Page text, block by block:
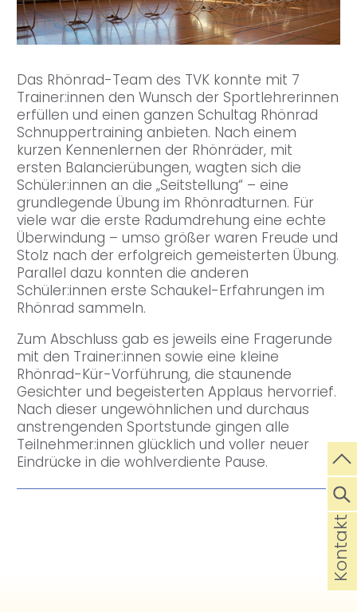
Das Rhönrad-Team des TVK konnte mit 7
Trainer:innen den Wunsch der Sportlehrerinnen
erfüllen und einen ganzen Schultag Rhönrad
Schnuppertraining anbieten. Nach einem
kurzen Kennenlernen der Rhönräder, mit
ersten Balancierübungen, wagten sich die
Schüler:innen an die „Seitstellung“ – eine
grundlegende Übung im Rhönradturnen. Für
viele war die erste Radumdrehung eine echte
Überwindung – umso größer waren Freude und
Stolz nach der erfolgreich gemeisterten Übung.
Parallel dazu konnten die anderen
Schüler:innen erste Schaukel-Erfahrungen im
Rhönrad sammeln.
Zum Abschluss gab es jeweils eine Fragerunde
mit den Trainer:innen sowie eine kleine
Rhönrad-Kür-Vorführung, die staunende
Gesichter und begeisterten Applaus hervorrief.
Nach dieser ungewöhnlichen und durchaus
anstrengenden Sportstunde gingen alle
Teilnehmer:innen glücklich und voller neuer
Eindrücke in die wohlverdiente Pause.
Kontakt